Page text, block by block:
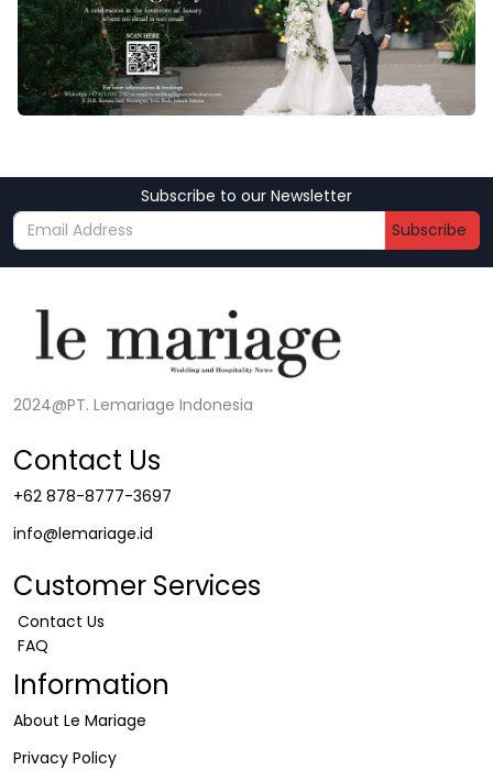
Subscribe to our Newsletter
Subscribe
2024@PT. Lemariage Indonesia
Contact Us
+62 878-8777-3697
info@lemariage.id
Customer Services
Contact Us
FAQ
Information
About Le Mariage
Privacy Policy